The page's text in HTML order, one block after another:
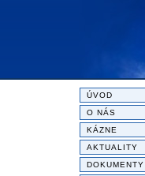
ÚVOD
O NÁS
KÁZNE
AKTUALITY
DOKUMENTY